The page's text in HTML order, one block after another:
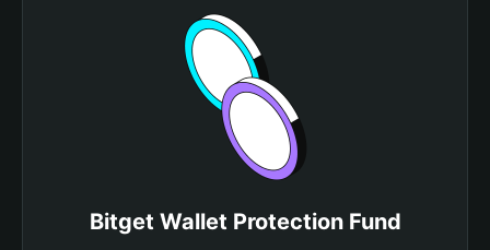
Bitget Wallet Protection Fund